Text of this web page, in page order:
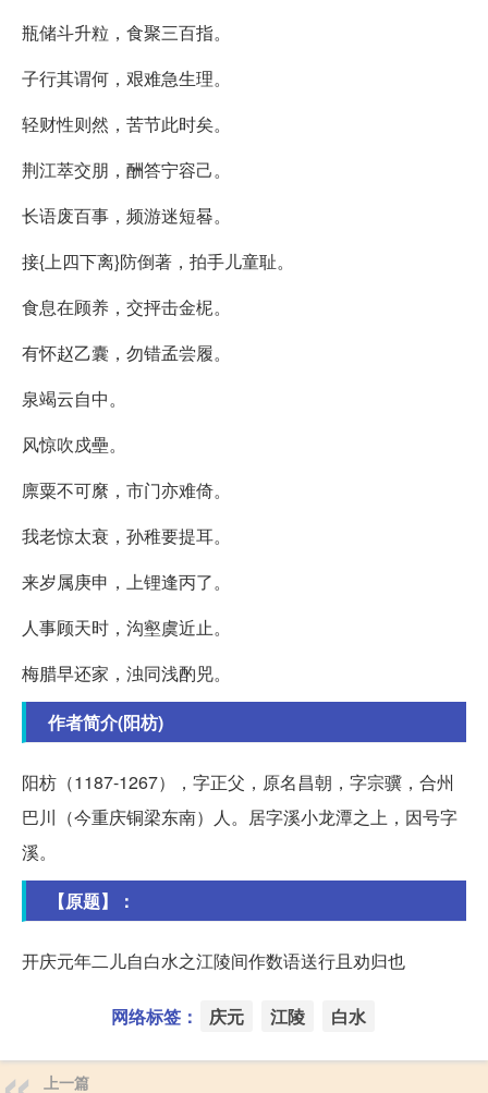
瓶储斗升粒，食聚三百指。
子行其谓何，艰难急生理。
轻财性则然，苦节此时矣。
荆江萃交朋，酬答宁容己。
长语废百事，频游迷短晷。
接{上四下离}防倒著，拍手儿童耻。
食息在顾养，交抨击金柅。
有怀赵乙囊，勿错孟尝履。
泉竭云自中。
风惊吹戍壘。
廪粟不可縻，市门亦难倚。
我老惊太衰，孙稚要提耳。
来岁属庚申，上锂逢丙了。
人事顾天时，沟壑虞近止。
梅腊早还家，浊同浅酌兕。
作者简介(阳枋)
阳枋（1187-1267），字正父，原名昌朝，字宗骥，合州
巴川（今重庆铜梁东南）人。居字溪小龙潭之上，因号字
溪。
【原题】：
开庆元年二儿自白水之江陵间作数语送行且劝归也
网络标签： 庆元 江陵 白水
上一篇